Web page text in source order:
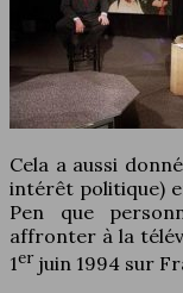
Cela a aussi
intérêt politique)
Pen que
affronter à la
1erjuin 1994 sur